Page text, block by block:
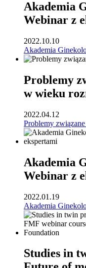
Akademia
Webinar z
2022.10.10
Akademia
Problemy
w wieku
2022.04.12
Problemy
Akademia
Webinar z
2022.01.19
Akademia
Studies in